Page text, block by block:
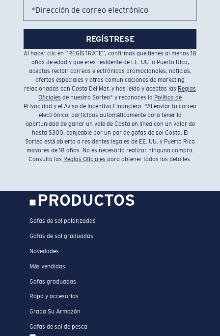
*Dirección de correo electrónico
REGÍSTRESE
Al hacer clic en “REGÍSTRATE”, confirmas que tienes al menos 18
años de edad y que eres residente de EE. UU. o Puerto Rico,
aceptas recibir correos electrónicos promocionales, noticias,
ofertas especiales y otras comunicaciones de marketing
relacionadas con Costa Del Mar, y has leído y aceptas las Reglas
Oficiales de nuestro Sorteo* y reconoces la Política de
Privacidad y el Aviso de Incentivo Financiero. *Al enviar tu correo
electrónico, participas automáticamente para tener la
oportunidad de ganar un vale de Costa en línea con un valor de
hasta $300, canjeable por un par de gafas de sol Costa. El
Sorteo está abierto a residentes legales de EE. UU. y Puerto Rico
mayores de 18 años. No es necesario realizar ninguna compra.
Consulta las Reglas Oficiales para obtener todos los detalles.
PRODUCTOS
Gafas de sol polarizadas
Gafas de sol graduadas
Novedades
Más vendidas
Gafas graduadas
Ropa y accesorios
Graba Su Armazón
Gafas de sol de pesca